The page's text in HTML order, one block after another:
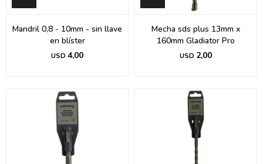
Mandril 0,8 - 10mm - sin llave
en blíster
USD 4,00
Mecha sds plus 13mm x
160mm Gladiator Pro
USD 2,00